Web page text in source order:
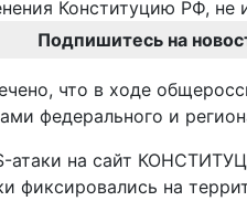
Подпишитесь на
что в ходе
федерального и
атаки на сайт
фиксировались на